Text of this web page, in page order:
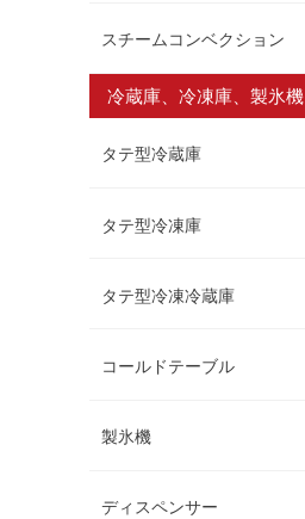
スチームコンベクション
冷蔵庫、冷凍庫、製氷機
タテ型冷蔵庫
タテ型冷凍庫
タテ型冷凍冷蔵庫
コールドテーブル
製氷機
ディスペンサー